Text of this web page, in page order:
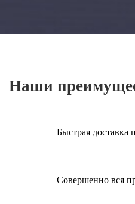
Наши
Быстрая доставка
Совершенно вся